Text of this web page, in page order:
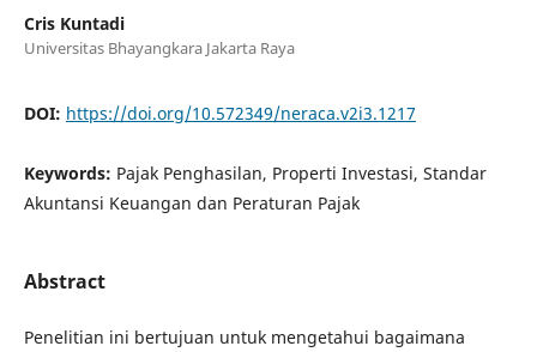
Cris Kuntadi
Universitas Bhayangkara Jakarta Raya
DOI: https://doi.org/10.572349/neraca.v2i3.1217
Keywords: Pajak Penghasilan, Properti Investasi, Standar
Akuntansi Keuangan dan Peraturan Pajak
Abstract
Penelitian ini bertujuan untuk mengetahui bagaimana